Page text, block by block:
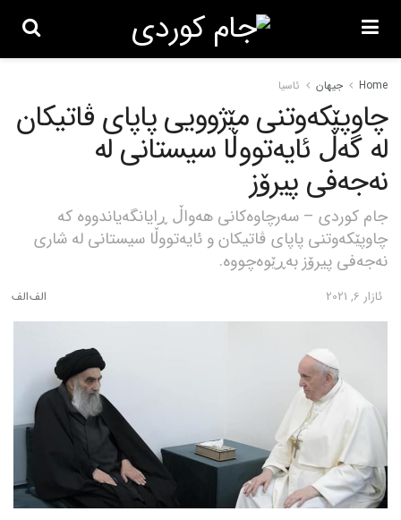
Home جیهان ئاسیا
چاوپێکەوتنی مێژوویی پاپای ڤاتیکان
لە گەڵ ئایەتووڵا سیستانی لە
نەجەفی پیرۆز
جام کوردی – سەرچاوەکانی هەواڵ ڕایانگەیاندووە کە
چاوپێکەوتنی پاپای ڤاتیکان و ئایەتووڵا سیستانی لە شاری
نەجەفی پیرۆز بەڕێوەچووە.
ئازار 6, 2021